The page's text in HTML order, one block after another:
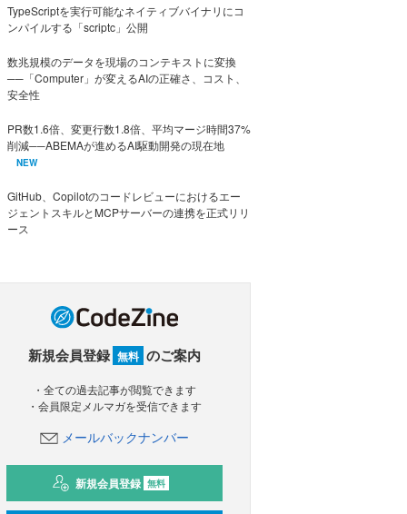
TypeScriptを実行可能なネイティブバイナリにコ
ンパイルする「scriptc」公開
数兆規模のデータを現場のコンテキストに変換
──「Computer」が変えるAIの正確さ、コスト、
安全性
PR数1.6倍、変更行数1.8倍、平均マージ時間37%
削減──ABEMAが進めるAI駆動開発の現在地
NEW
GitHub、Copilotのコードレビューにおけるエー
ジェントスキルとMCPサーバーの連携を正式リリ
ース
新規会員登録 無料 のご案内
・全ての過去記事が閲覧できます
・会員限定メルマガを受信できます
メールバックナンバー
新規会員登録 無料